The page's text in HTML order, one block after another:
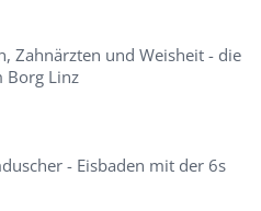
Zahnärzten und Weisheit - die
Borg Linz
- Eisbaden mit der 6s